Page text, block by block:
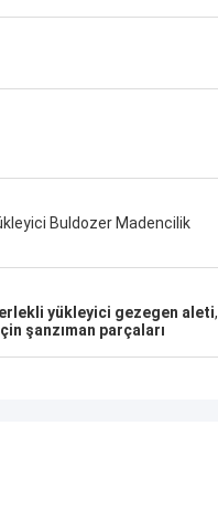
Buldozer Madencilik
yükleyici gezegen aleti,
şanzıman parçaları